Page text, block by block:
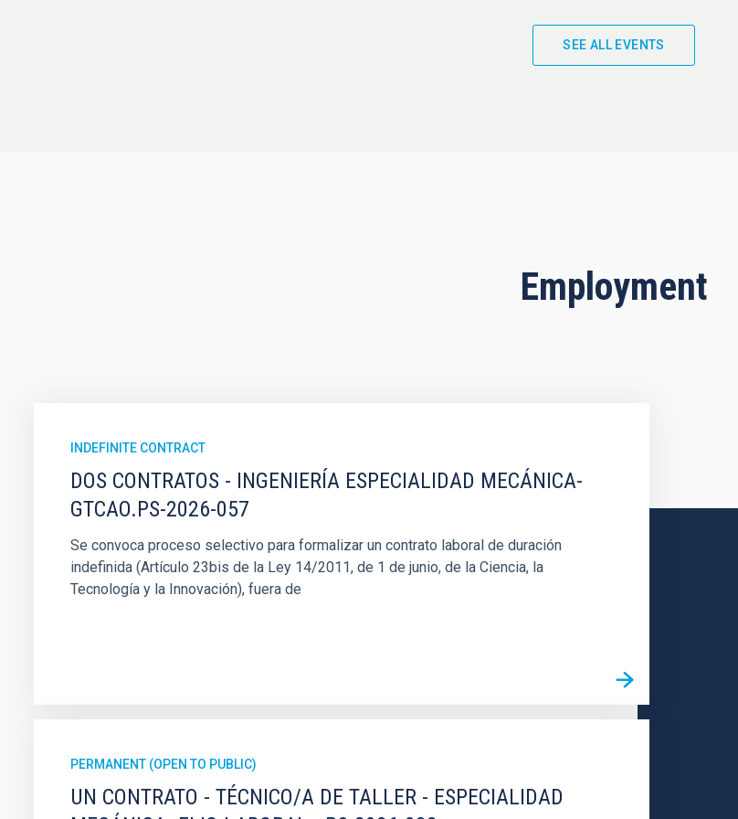
SEE ALL EVENTS
Employment
INDEFINITE CONTRACT
DOS CONTRATOS - INGENIERÍA ESPECIALIDAD MECÁNICA-
GTCAO.PS-2026-057
Se convoca proceso selectivo para formalizar un contrato laboral de duración
indefinida (Artículo 23bis de la Ley 14/2011, de 1 de junio, de la Ciencia, la
Tecnología y la Innovación), fuera de
PERMANENT (OPEN TO PUBLIC)
UN CONTRATO - TÉCNICO/A DE TALLER - ESPECIALIDAD